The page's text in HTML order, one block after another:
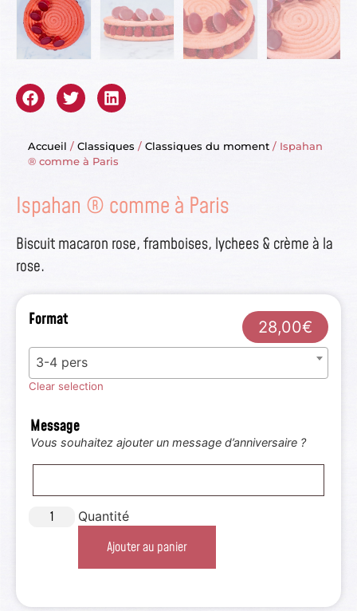
Accueil / Classiques / Classiques du moment / Ispahan
® comme à Paris
Ispahan ® comme à Paris
Biscuit macaron rose, framboises, lychees & crème à la
rose.
28,00€
Format
3-4 pers
Clear selection
Message
Vous souhaitez ajouter un message d’anniversaire ?
Quantité
Ajouter au panier